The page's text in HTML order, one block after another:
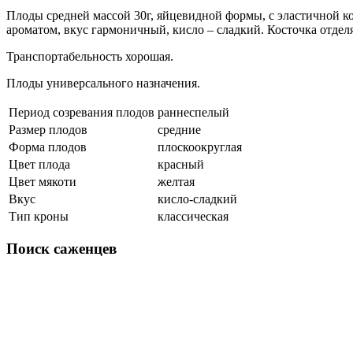
Плоды средней массой 30г, яйцевидной формы, с эластичной
ароматом, вкус гармоничный, кисло – сладкий. Косточка
Транспортабельность хорошая.
Плоды универсального назначения.
Период созревания плодов раннеспелый
Размер плодов
средние
Форма плодов
плоскоокруглая
Цвет плода
красный
Цвет мякоти
желтая
Вкус
кисло-сладкий
Тип кроны
классическая
Поиск саженцев